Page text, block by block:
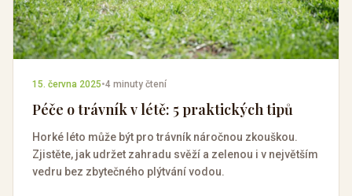
15. června 2025•4 minuty čtení
Péče o trávník v létě: 5 praktických tipů
Horké léto může být pro trávník náročnou zkouškou.
Zjistěte, jak udržet zahradu svěží a zelenou i v největším
vedru bez zbytečného plýtvání vodou.